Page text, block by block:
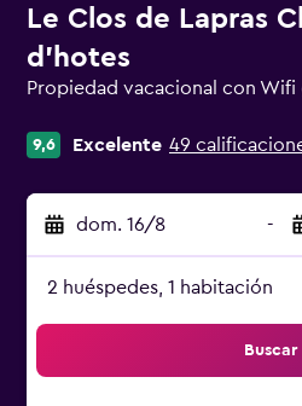
Le Clos de Lapras
d'hotes
Propiedad vacacional con Wifi
9,6 Excelente 49
dom. 16/8 -
2 huéspedes, 1 habitación
Buscar